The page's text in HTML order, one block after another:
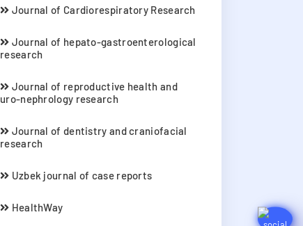
Journal of Cardiorespiratory Research
Journal of hepato-gastroenterological
research
Journal of reproductive health and
uro-nephrology research
Journal of dentistry and craniofacial
research
Uzbek journal of case reports
HealthWay